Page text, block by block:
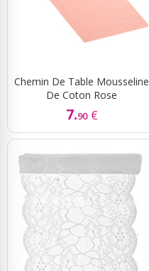
Chemin De Table Mousseline
De Coton Rose
7.90 €